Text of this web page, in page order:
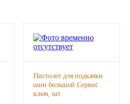
Пистолет для подкачки
шин большой Сервис
ключ, шт